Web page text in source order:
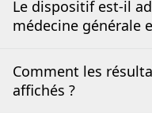
Le dispositif est-il
médecine générale
Comment les
affichés ?